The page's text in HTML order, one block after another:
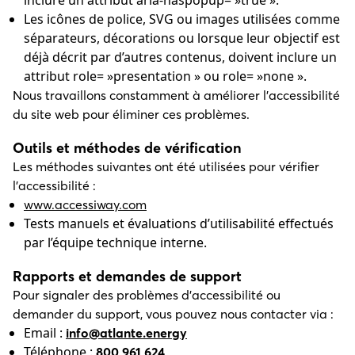
Les icônes de police, SVG ou images utilisées comme
séparateurs, décorations ou lorsque leur objectif est
déjà décrit par d’autres contenus, doivent inclure un
attribut role= »presentation » ou role= »none ».
Nous travaillons constamment à améliorer l’accessibilité
du site web pour éliminer ces problèmes.
Outils et méthodes de vérification
Les méthodes suivantes ont été utilisées pour vérifier
l’accessibilité :
www.accessiway.com
Tests manuels et évaluations d’utilisabilité effectués
par l’équipe technique interne.
Rapports et demandes de support
Pour signaler des problèmes d’accessibilité ou
demander du support, vous pouvez nous contacter via :
Email : info@atlante.energy
800 961 624